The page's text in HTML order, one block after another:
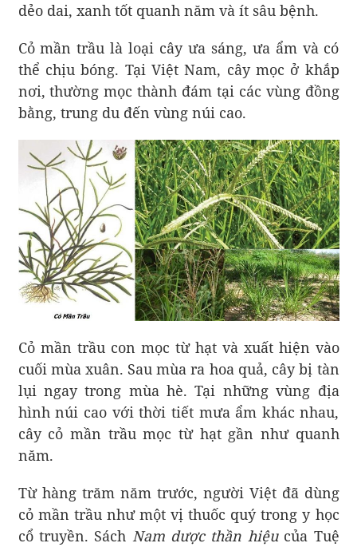
dẻo dai, xanh tốt quanh năm và ít sâu bệnh.
Cỏ mần trầu là loại cây ưa sáng, ưa ẩm và có
thể chịu bóng. Tại Việt Nam, cây mọc ở khắp
nơi, thường mọc thành đám tại các vùng đồng
bằng, trung du đến vùng núi cao.
Cỏ mần trầu con mọc từ hạt và xuất hiện vào
cuối mùa xuân. Sau mùa ra hoa quả, cây bị tàn
lụi ngay trong mùa hè. Tại những vùng địa
hình núi cao với thời tiết mưa ẩm khác nhau,
cây cỏ mần trầu mọc từ hạt gần như quanh
năm.
Từ hàng trăm năm trước, người Việt đã dùng
cỏ mần trầu như một vị thuốc quý trong y học
cổ truyền. Sách Nam dược thần hiệucủa Tuệ